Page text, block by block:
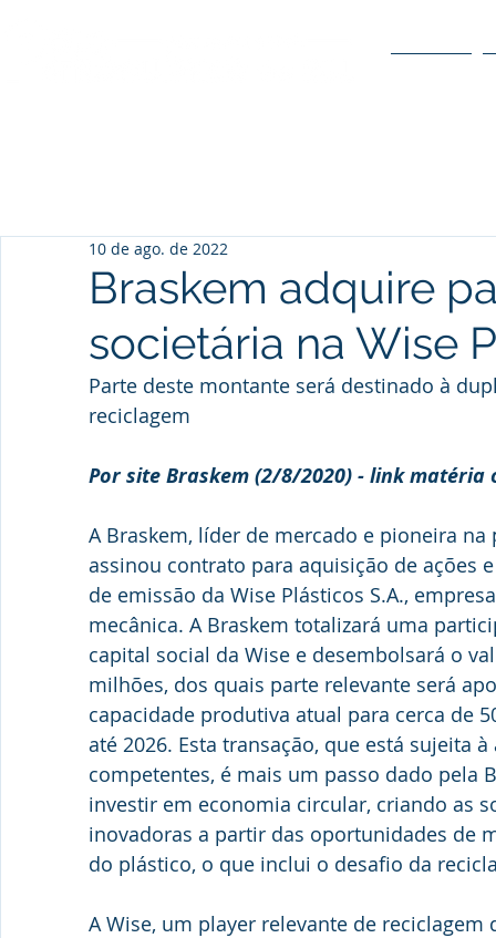
Braskem adquire
societária na Wise
10 de ago. de 2022
Parte deste montante será destinado à
reciclagem
Por site Braskem (2/8/2020) - link
A Braskem, líder de mercado e pioneira
assinou contrato para aquisição de ações
de emissão da Wise Plásticos S.A.,
mecânica. A Braskem totalizará uma
capital social da Wise e desembolsará o
milhões, dos quais parte relevante será
capacidade produtiva atual para cerca de
até 2026. Esta transação, que está sujeita
competentes, é mais um passo dado pela
investir em economia circular, criando as
inovadoras a partir das oportunidades de
do plástico, o que inclui o desafio da
A Wise, um player relevante de